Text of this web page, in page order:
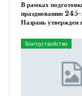
В рамках
празднованию 245-
Назрань утвержден
Благоустройство